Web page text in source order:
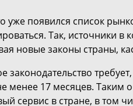
уже появился список
Так, источники
новые законы страны,
законодательство
17 месяцев. Таким
сервис в стране, в том